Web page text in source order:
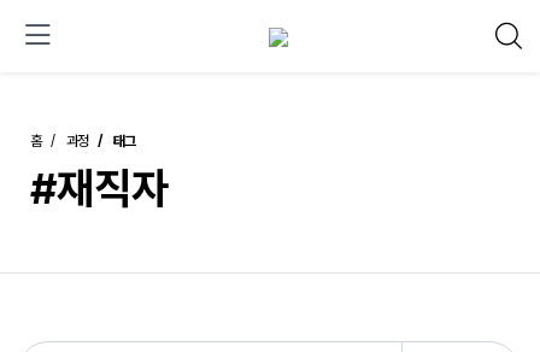
홈 과정 태그
#재직자